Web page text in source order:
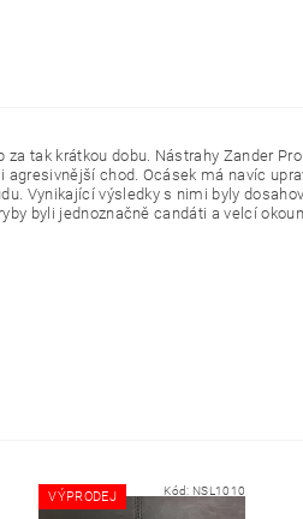
tak krátkou dobu. Nástrahy Zander
chod. Ocásek má navíc
Vynikající výsledky s nimi byly
byli jednoznačně candáti a velcí
VÝPRODEJ Kód: NSL1010